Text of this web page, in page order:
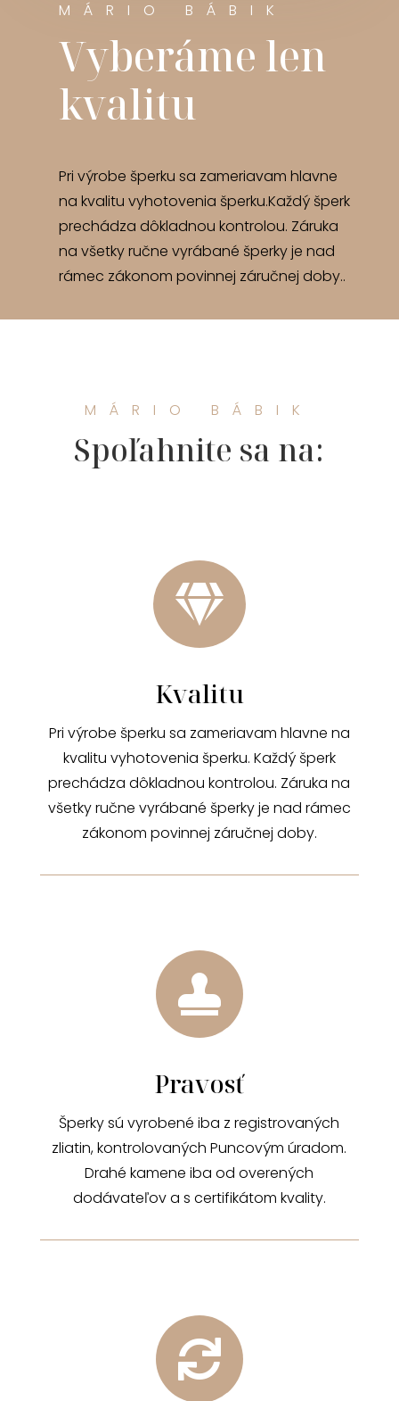
MÁRIO BÁBIK
Vyberáme len
kvalitu
Pri výrobe šperku sa zameriavam hlavne
na kvalitu vyhotovenia šperku.Každý šperk
prechádza dôkladnou kontrolou. Záruka
na všetky ručne vyrábané šperky je nad
rámec zákonom povinnej záručnej doby..
MÁRIO BÁBIK
Spoľahnite sa na:

Kvalitu
Pri výrobe šperku sa zameriavam hlavne na
kvalitu vyhotovenia šperku. Každý šperk
prechádza dôkladnou kontrolou. Záruka na
všetky ručne vyrábané šperky je nad rámec
zákonom povinnej záručnej doby.

Pravosť
Šperky sú vyrobené iba z registrovaných
zliatin, kontrolovaných Puncovým úradom.
Drahé kamene iba od overených
dodávateľov a s certifikátom kvality.
